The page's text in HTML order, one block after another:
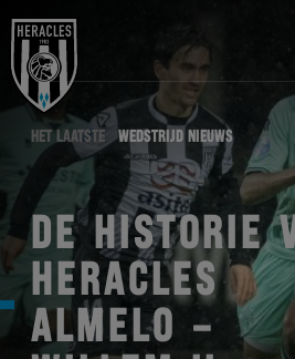
HET LAATSTE WEDSTRIJD NIEUWS
DE HISTORIE
HERACLES
ALMELO –